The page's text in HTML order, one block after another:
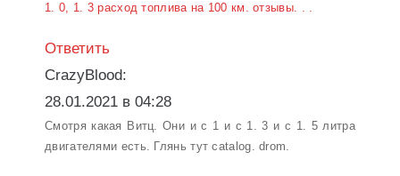
1. 0, 1. 3 расход топлива на 100 км. отзывы. . .
Ответить
CrazyBlood:
28.01.2021 в 04:28
Смотря какая Витц. Они и с 1 и с 1. 3 и с 1. 5 литра
двигателями есть. Глянь тут catalog. drom.